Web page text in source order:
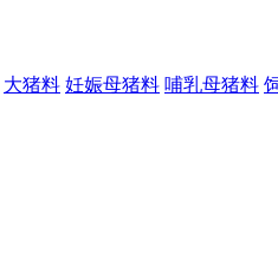
大猪料 妊娠母猪料 哺乳母猪料